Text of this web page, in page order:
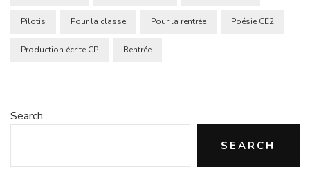
Pilotis Pour la classe Pour la rentrée Poésie CE2
Production écrite CP Rentrée
Search
SEARCH